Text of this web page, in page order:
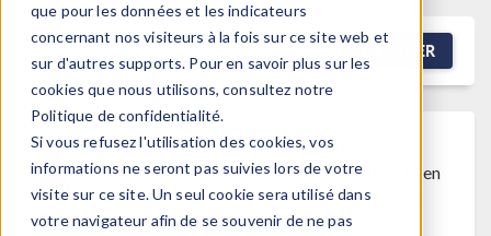
que pour les données et les indicateurs
concernant nos visiteurs à la fois sur ce site web et
sur d'autres supports. Pour en savoir plus sur les
cookies que nous utilisons, consultez notre
Politique de confidentialité.
Si vous refusez l'utilisation des cookies, vos
informations ne seront pas suivies lors de votre
visite sur ce site. Un seul cookie sera utilisé dans
votre navigateur afin de se souvenir de ne pas
FILTRER
Discussion ClosedThis discussion was
created more than 6 months ago and has been
closed. To start a new discussion with a link
back to this one, click here.